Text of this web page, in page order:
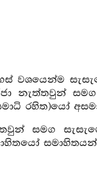
වශයෙන්ම
නැත්තවුන්
රහිත)යෝ
සමග